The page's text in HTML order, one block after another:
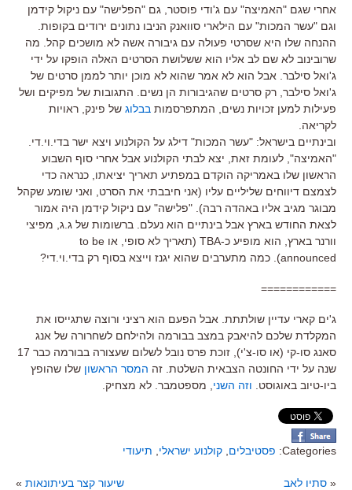
אחרי שגם "האמיצה" עם ג'ודי פוסטר, גם "הפלישה" עם ניקול קידמן
וגם "עשר המכות" עם הילארי סוואנק הניבו נתונים ירודים בקופות.
ההנחה שלו היא שסרטי פעולה עם גיבורה אשה לא מושכים קהל. מה
שרובינוב לא שם לב אליו הוא ששלושת הסרטים האלה הופקו על ידי
ג'ואל סילבר. אבל הוא לא אמר שהוא לא מוכן יותר לממן סרטים של
ג'ואל סילבר, רק סרטים שהגיבורות הן נשים. התגובות של מפיקים ושל
פעילות למען זכויות נשים, המתפרסמות בבלוג של פינק, ראויות
לקריאה.
ובינתיים בישראל: "עשר המכות" דילג על הקולנוע ויצא ישר בדי.וי.די.
"האמיצה", לעומת זאת, יצא לבתי הקולנוע אבל אחרי סוף השבוע
הראשון שלו באמריקה הוקדם במפתיע תאריך יציאתו, כנראה כדי
לצמצם דיווחים שליליים עליו (אני חיבבתי את הסרט, ואני שומע שקהל
מבוגר מגיב אליו באהדה רבה). "פלישה" עם ניקול קידמן היה אמור
לצאת החודש בארץ אבל בינתיים הוא נעלם. ברשומות של ג.ג, מפיצי
וורנר בארץ, הוא מופיע כ-TBA (תאריך לא סופי, או to be
announced). כמה מתערבים שהוא יגנז וייצא בסוף רק בדי.וי.די?
============
ג'ים קארי עדיין שולתתת. אבל הפעם הוא רציני ורוצה שתגייסו את
המקלדת שלכם להיאבק במצב בבורמה ולהילחם לשחרורה של אנג
סאנג סו-קי (או סו-צ'י), זוכת פרס נובל לשלום שעצורה בבורמה כבר 17
שנה על ידי החונטה הצבאית השלטת. זה המסר הראשון שלו שהופץ
ביו-טיוב באוגוסט. וזה השני , מספטמבר. לא מצחיק.
Categories: פסטיבלים קולנוע ישראלי תיעודי
« סתיו לאב שיעור קצר בעיתונאות »